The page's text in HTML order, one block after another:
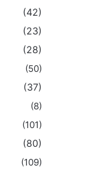
(42)
(23)
(28)
(50)
(37)
(8)
(101)
(80)
(109)